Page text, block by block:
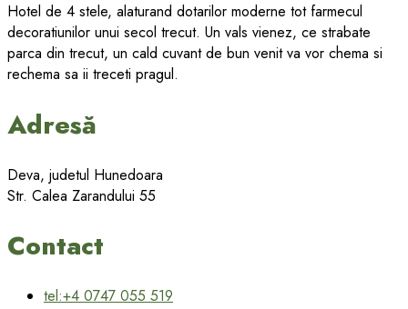
Hotel de 4 stele, alaturand dotarilor moderne tot farmecul
decoratiunilor unui secol trecut. Un vals vienez, ce strabate
parca din trecut, un cald cuvant de bun venit va vor chema si
rechema sa ii treceti pragul.
Adresă
Deva, judetul Hunedoara
Str. Calea Zarandului 55
Contact
tel:+4 0747 055 519